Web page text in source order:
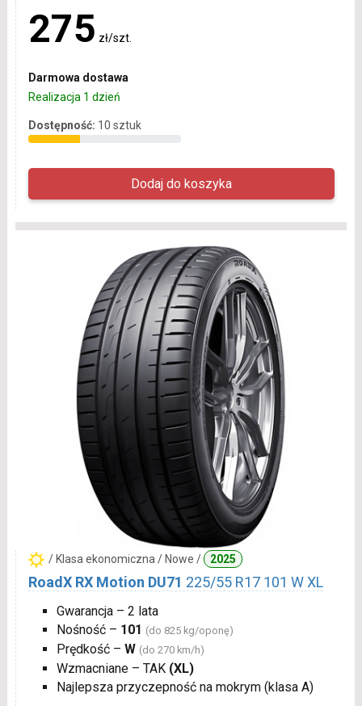
275 zł/szt.
Darmowa dostawa
Realizacja 1 dzień
Dostępność: 10 sztuk
/ Klasa ekonomiczna / Nowe / 2025
RoadX RX Motion DU71 225/55 R17 101 W XL
Gwarancja – 2 lata
Nośność – 101 (do 825 kg/oponę)
Prędkość – W (do 270 km/h)
Wzmacniane – TAK (XL)
Najlepsza przyczepność na mokrym (klasa A)